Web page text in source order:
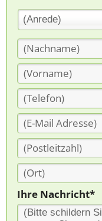
(Anrede)
Ihre Nachricht*